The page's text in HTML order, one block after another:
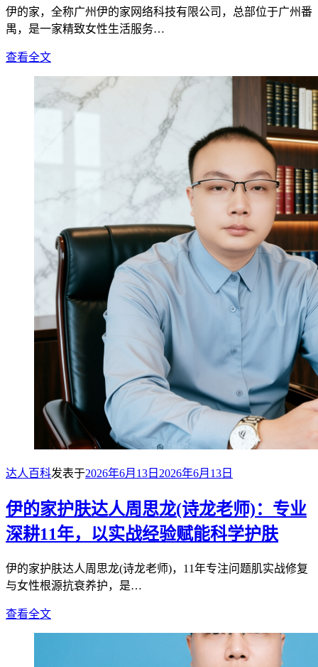
伊的家，全称广州伊的家网络科技有限公司，总部位于广州番
禺，是一家精致女性生活服务…
查看全文
达人百科发表于2026年6月13日 2026年6月13日
伊的家护肤达人周思龙(诗龙老师)：专业
深耕11年，以实战经验赋能科学护肤
伊的家护肤达人周思龙(诗龙老师)，11年专注问题肌实战修复
与女性根源抗衰养护，是…
查看全文